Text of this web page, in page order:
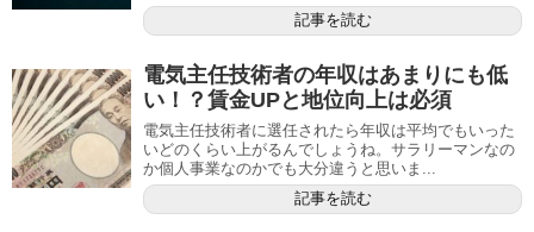
記事を読む
電気主任技術者の年収はあまりにも低
い！？賃金UPと地位向上は必須
電気主任技術者に選任されたら年収は平均でもいった
いどのくらい上がるんでしょうね。サラリーマンなの
か個人事業なのかでも大分違うと思いま...
記事を読む